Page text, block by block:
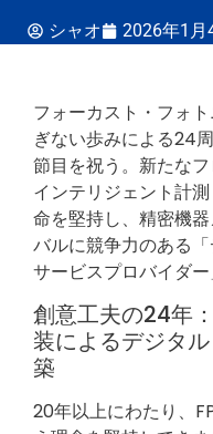
シャオ 2026年1月
フォーカスト・フォ
ぎない歩みによる24
節目を祝う。新たな
インテリジェント計
命を堅持し、精密機
バルに競争力のある
サービスプロバイダ
創意工夫の24年
装によるデジタ
築
20年以上にわたり、